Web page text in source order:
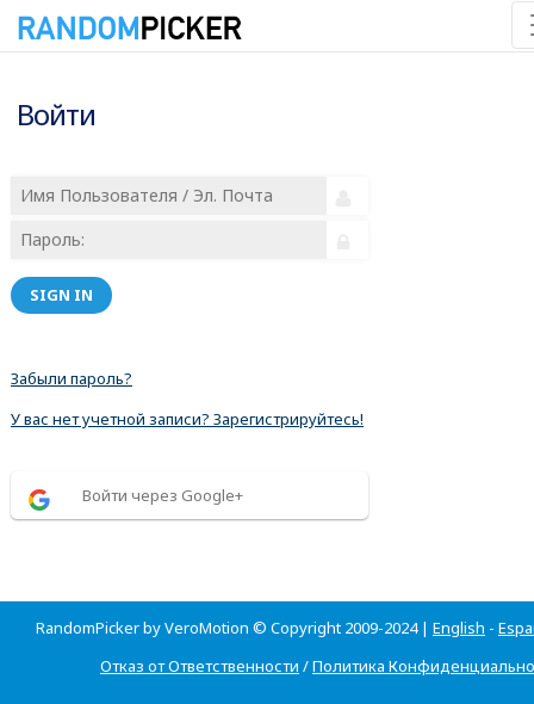
Войти
SIGN IN
Забыли пароль?
У вас нет учетной записи? Зарегистрируйтесь!
Войти через Google+
RandomPicker by VeroMotion © Copyright 2009-2024 | English -
Отказ от Ответственности /Политика